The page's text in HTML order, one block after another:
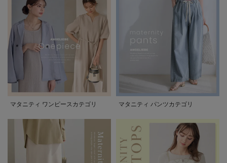
マタニティ ワンピースカテゴリ マタニティ パンツカテゴリ